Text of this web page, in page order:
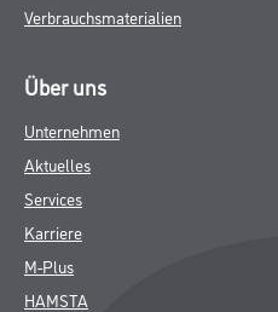
Verbrauchsmaterialien
Über uns
Unternehmen
Aktuelles
Services
Karriere
M-Plus
HAMSTA